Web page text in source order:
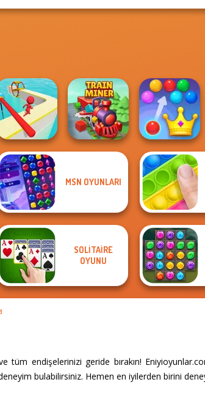
Fun Race 3D
Royal Bubble
Blast
MSN OYUNLARI
SOLITAIRE
OYUNU
tüm endişelerinizi geride bırakın!
bulabilirsiniz. Hemen en iyilerden birini